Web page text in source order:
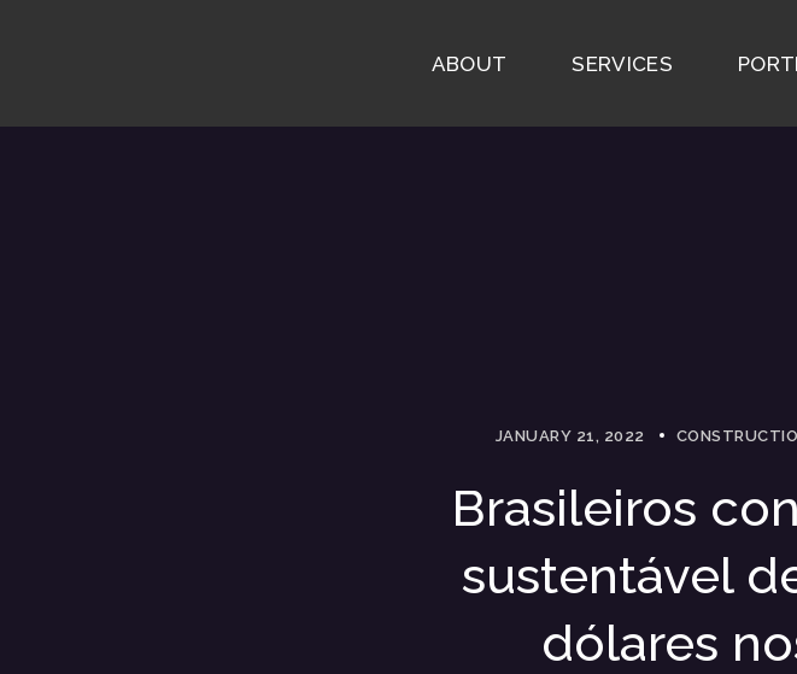
ABOUT SERVICES
JANUARY 21, 2022
Brasileiros
sustentável
dólares